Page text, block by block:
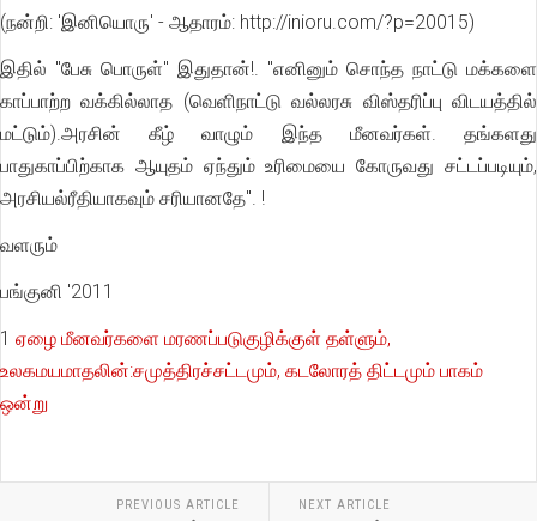
(நன்றி: 'இனியொரு' - ஆதாரம்: http://inioru.com/?p=20015)
இதில் ''பேசு பொருள்'' இதுதான்!. ''எனினும் சொந்த நாட்டு மக்களை
காப்பாற்ற வக்கில்லாத (வெளிநாட்டு வல்லரசு விஸ்தரிப்பு விடயத்தில்
மட்டும்).அரசின் கீழ் வாழும் இந்த மீனவர்கள். தங்களது
பாதுகாப்பிற்காக ஆயுதம் ஏந்தும் உரிமையை கோருவது சட்டப்படியும்,
அரசியல்ரீதியாகவும் சரியானதே''. !
வளரும்
பங்குனி '2011
1 ஏழை மீனவர்களை மரணப்படுகுழிக்குள் தள்ளும்,
உலகமயமாதலின்:சமுத்திரச்சட்டமும், கடலோரத் திட்டமும் பாகம்
ஒன்று
PREVIOUS ARTICLE NEXT ARTICLE